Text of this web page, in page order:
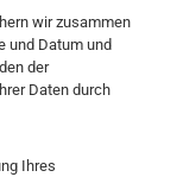
wir zusammen
und Datum und
der
Daten durch
Ihres